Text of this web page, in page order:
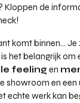
Kloppen de
komt binnen...
het belangrijk om
feeling en
showroom en
echte werk kan